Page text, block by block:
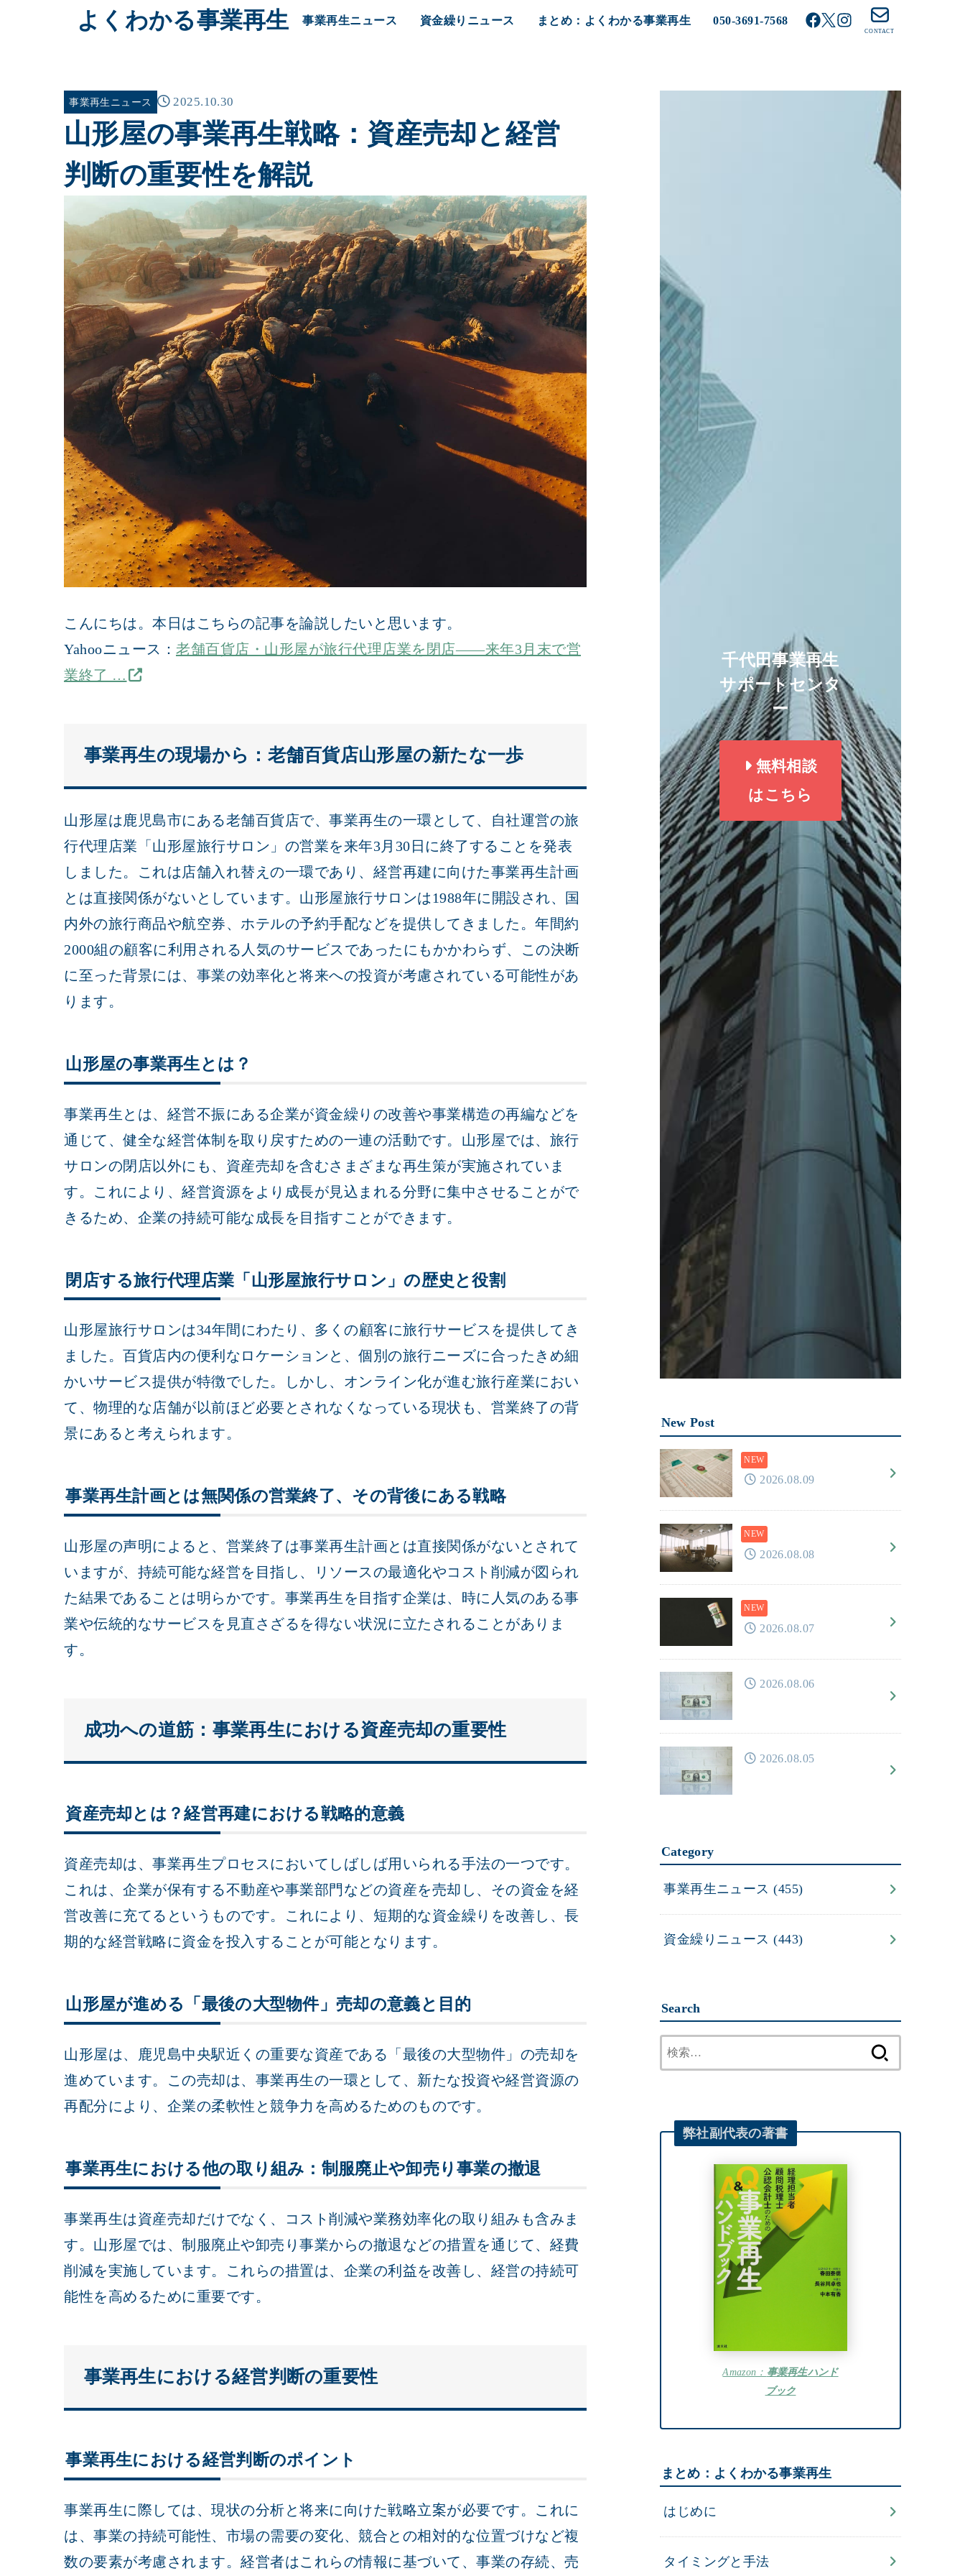
よくわかる事業再生 事業再生ニュース 資金繰りニュース まとめ：よくわかる事業再生 050-3691-7568
CONTACT
事業再生ニュース 2025.10.30
山形屋の事業再生戦略：資産売却と経営
判断の重要性を解説
こんにちは。本日はこちらの記事を論説したいと思います。
Yahooニュース： 老舗百貨店・山形屋が旅行代理店業を閉店――来年3月末で営
業終了 …
事業再生の現場から：老舗百貨店山形屋の新たな一歩
山形屋は鹿児島市にある老舗百貨店で、事業再生の一環として、自社運営の旅
行代理店業「山形屋旅行サロン」の営業を来年3月30日に終了することを発表
しました。これは店舗入れ替えの一環であり、経営再建に向けた事業再生計画
とは直接関係がないとしています。山形屋旅行サロンは1988年に開設され、国
内外の旅行商品や航空券、ホテルの予約手配などを提供してきました。年間約
2000組の顧客に利用される人気のサービスであったにもかかわらず、この決断
に至った背景には、事業の効率化と将来への投資が考慮されている可能性があ
ります。
山形屋の事業再生とは？
事業再生とは、経営不振にある企業が資金繰りの改善や事業構造の再編などを
通じて、健全な経営体制を取り戻すための一連の活動です。山形屋では、旅行
サロンの閉店以外にも、資産売却を含むさまざまな再生策が実施されていま
す。これにより、経営資源をより成長が見込まれる分野に集中させることがで
きるため、企業の持続可能な成長を目指すことができます。
閉店する旅行代理店業「山形屋旅行サロン」の歴史と役割
山形屋旅行サロンは34年間にわたり、多くの顧客に旅行サービスを提供してき
ました。百貨店内の便利なロケーションと、個別の旅行ニーズに合ったきめ細
かいサービス提供が特徴でした。しかし、オンライン化が進む旅行産業におい
て、物理的な店舗が以前ほど必要とされなくなっている現状も、営業終了の背
景にあると考えられます。
事業再生計画とは無関係の営業終了、その背後にある戦略
山形屋の声明によると、営業終了は事業再生計画とは直接関係がないとされて
いますが、持続可能な経営を目指し、リソースの最適化やコスト削減が図られ
た結果であることは明らかです。事業再生を目指す企業は、時に人気のある事
業や伝統的なサービスを見直さざるを得ない状況に立たされることがありま
す。
成功への道筋：事業再生における資産売却の重要性
資産売却とは？経営再建における戦略的意義
資産売却は、事業再生プロセスにおいてしばしば用いられる手法の一つです。
これは、企業が保有する不動産や事業部門などの資産を売却し、その資金を経
営改善に充てるというものです。これにより、短期的な資金繰りを改善し、長
期的な経営戦略に資金を投入することが可能となります。
山形屋が進める「最後の大型物件」売却の意義と目的
山形屋は、鹿児島中央駅近くの重要な資産である「最後の大型物件」の売却を
進めています。この売却は、事業再生の一環として、新たな投資や経営資源の
再配分により、企業の柔軟性と競争力を高めるためのものです。
事業再生における他の取り組み：制服廃止や卸売り事業の撤退
事業再生は資産売却だけでなく、コスト削減や業務効率化の取り組みも含みま
す。山形屋では、制服廃止や卸売り事業からの撤退などの措置を通じて、経費
削減を実施しています。これらの措置は、企業の利益を改善し、経営の持続可
能性を高めるために重要です。
事業再生における経営判断の重要性
事業再生における経営判断のポイント
事業再生に際しては、現状の分析と将来に向けた戦略立案が必要です。これに
は、事業の持続可能性、市場の需要の変化、競合との相対的な位置づけなど複
数の要素が考慮されます。経営者はこれらの情報に基づいて、事業の存続、売
千代田事業再生
サポートセンタ
ー
無料相談
はこちら
New Post
2026.08.09
2026.08.08
2026.08.07
2026.08.06
2026.08.05
Category
事業再生ニュース(455)
資金繰りニュース(443)
Search
索:
弊社副代表の著書
Amazon： 事業再生ハンド
ブック
まとめ：よくわかる事業再生
はじめに
タイミングと手法